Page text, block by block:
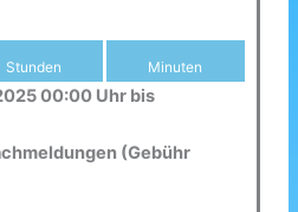
Stunden Minuten
00:00 Uhr bis
(Gebühr